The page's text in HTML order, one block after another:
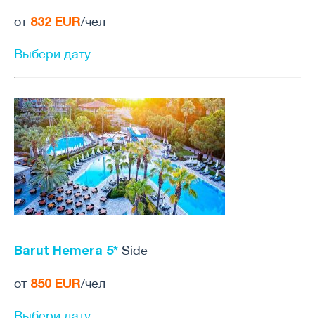
от 832 EUR/чел
Выбери дату
Barut Hemera 5* Side
от 850 EUR/чел